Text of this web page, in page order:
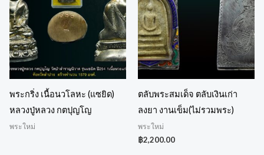
พระกริ่ง เนื้อนวโลหะ (แซยิด)
หลวงปู่หลวง กตปุญโญ
พระใหม่
ตลับพระสมเด็จ ตลับเงินเก่า
ลงยา งานเข็ม(ไม่รวมพระ)
พระใหม่
฿2,200.00